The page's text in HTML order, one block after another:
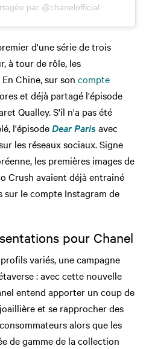
par @chanelofficial
d'une série de trois
à tour de rôle, les
En Chine, sur soncompte
et déjà partagé l'épisode
Qualley. S'il n'a pas été
l'épisodeDear Parisavec
les réseaux sociaux. Signe
les premières images de
Crush avaient déjà entrainé
sur le compte Instagram de
pour Chanel
variés, une campagne
: avec cette nouvelle
entend apporter un coup de
et se rapprocher des
alors que les
de gamme de la collection